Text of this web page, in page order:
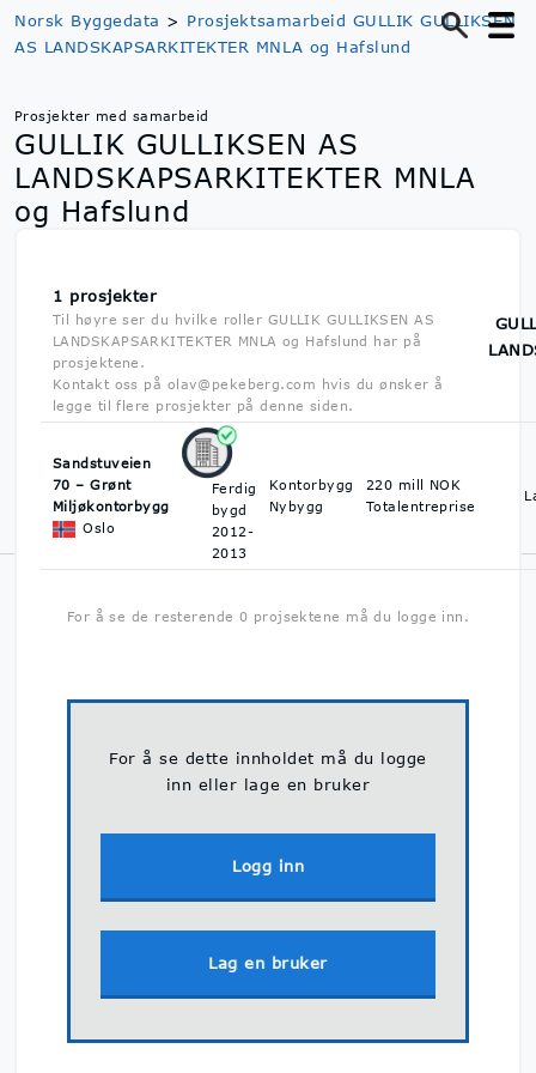
Norsk Byggedata > Prosjektsamarbeid GULLIK GULLIKSEN
AS LANDSKAPSARKITEKTER MNLA og Hafslund
Prosjekter med samarbeid
GULLIK GULLIKSEN AS
LANDSKAPSARKITEKTER MNLA
og Hafslund
1 prosjekter
Til høyre ser du hvilke roller GULLIK GULLIKSEN AS
LANDSKAPSARKITEKTER MNLA og Hafslund har på
prosjektene.
Kontakt oss på olav@pekeberg.com hvis du ønsker å
legge til flere prosjekter på denne siden.
Sandstuveien
70 – Grønt
Miljøkontorbygg
Oslo
Ferdig
bygd
2012-
2013
Kontorbygg
Nybygg
220 mill NOK
Totalentreprise
For å se de resterende 0 projsektene må du logge inn.
For å se dette innholdet må du logge
inn eller lage en bruker
Logg inn
Lag en bruker
skal bygges, når det skal bygges og hvem du kan kontakte på